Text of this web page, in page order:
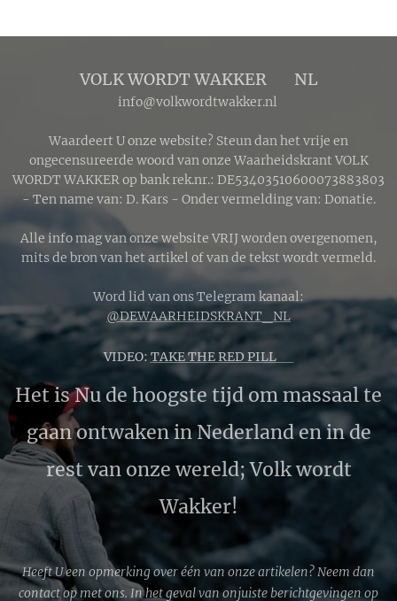
VOLK WORDT WAKKER 🔴 NL
info@volkwordtwakker.nl
Waardeert U onze website? Steun dan het vrije en
ongecensureerde woord van onze Waarheidskrant VOLK
WORDT WAKKER op bank rek.nr.: DE53403510600073883803
- Ten name van: D. Kars - Onder vermelding van: Donatie.
Alle info mag van onze website VRIJ worden overgenomen,
mits de bron van het artikel of van de tekst wordt vermeld.
Word lid van ons Telegram kanaal:
@DEWAARHEIDSKRANT_NL
VIDEO: TAKE THE RED PILL 🔴
Het is Nu de hoogste tijd om massaal te
gaan ontwaken in Nederland en in de
rest van onze wereld; Volk wordt
Wakker!
Heeft U een opmerking over één van onze artikelen? Neem dan
contact op met ons. In het geval van onjuiste berichtgevingen op